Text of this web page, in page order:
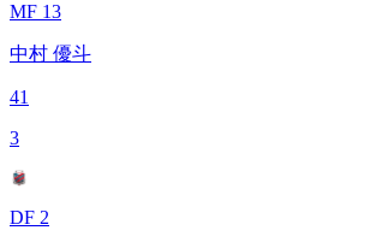
MF 13
中村 優斗
41
3
DF 2